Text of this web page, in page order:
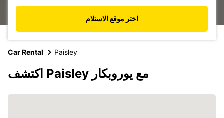
اختر موقع الاستلام
Car Rental Paisley
اكتشف Paisley مع يوروبكار